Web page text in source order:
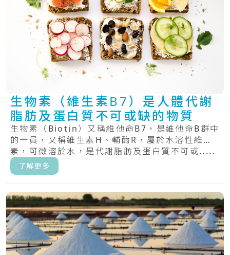
生物素（維生素B7）是人體代謝
脂肪及蛋白質不可或缺的物質
生物素（Biotin）又稱維他命B7，是維他命B群中
的一員，又稱維生素H、輔酶R，屬於水溶性維生
素，可微溶於水，是代謝脂肪及蛋白質不可或.....
了解更多